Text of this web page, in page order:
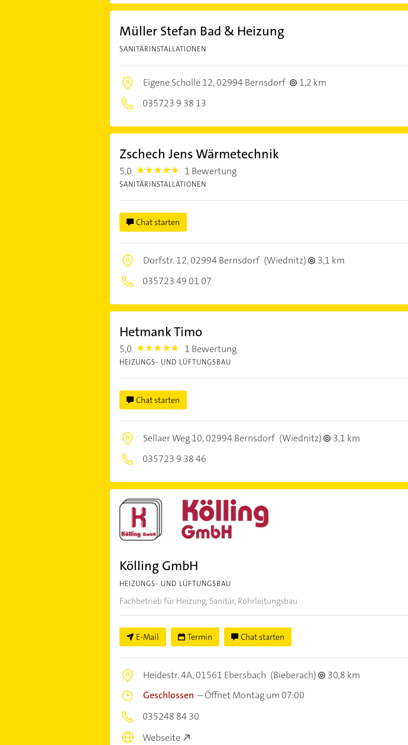
Müller Stefan Bad & Heizung
SANITÄRINSTALLATIONEN
Eigene Scholle 12,02994 Bernsdorf
1,2 km
035723 9 38 13
Zschech Jens Wärmetechnik
5,0 5.0 1 Bewertung
SANITÄRINSTALLATIONEN
Chat starten
Dorfstr. 12,02994 Bernsdorf (Wiednitz)
3,1 km
035723 49 01 07
Hetmank Timo
5,0 5.0 1 Bewertung
HEIZUNGS- UND LÜFTUNGSBAU
Chat starten
Sellaer Weg 10,02994 Bernsdorf (Wiednitz)
3,1 km
035723 9 38 46
Kölling GmbH
HEIZUNGS- UND LÜFTUNGSBAU
Fachbetrieb für Heizung, Sanitär, Rohrleitungsbau
E-Mail Termin Chat starten
Heidestr. 4A,01561 Ebersbach (Bieberach)
30,8 km
Geschlossen –Öffnet Montag um 07:00
035248 84 30
Webseite